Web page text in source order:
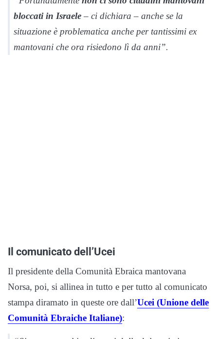
bloccati in Israele– ci dichiara – anche se la
situazione è problematica anche per tantissimi ex
mantovani che ora risiedono lì da anni”.
Il comunicato dell’Ucei
Il presidente della Comunità Ebraica mantovana
Norsa, poi, si allinea in tutto e per tutto al comunicato
stampa diramato in queste ore dall’Ucei (Unione delle
Comunità Ebraiche Italiane):